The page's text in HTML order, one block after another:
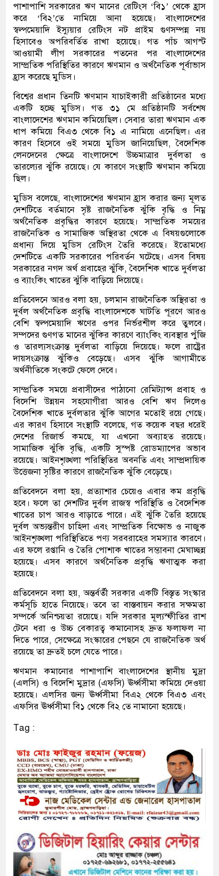
পাশাপাশি সরকারের ঋণ মানের রেটিংস ‘বি১’ থেকে হ্রাস
করে ‘বি২’তে নামিয়ে আনা হয়েছে। বাংলাদেশের
স্বল্পমেয়াদি ইস্যুয়ার রেটিংস নট প্রাইম গুণসম্পন্ন নয়
হিসাবেও অপরিবর্তিত রাখা হয়েছে। গত পাঁচ আগস্ট
আওয়ামী লীগ সরকারের পতনের পর বাংলাদেশের
সাম্প্রতিক পরিস্থিতির কারণে ঋণমান ও অর্থনৈতিক পূর্বাভাস
হ্রাস করেছে মুডিস।
বিশ্বের প্রধান তিনটি ঋণমান যাচাইকারী প্রতিষ্ঠানের মধ্যে
একটি হচ্ছে মুডিস। গত ৩১ মে প্রতিষ্ঠানটি সর্বশেষ
বাংলাদেশের ঋণমান কমিয়েছিল। সেবার তারা ঋণমান এক
ধাপ কমিয়ে বিএ৩ থেকে বি১ এ নামিয়ে এনেছিল। এর
কারণ হিসেবে ওই সময়ে মুডিস জানিয়েছিল, বৈদেশিক
লেনদেনের ক্ষেত্রে বাংলাদেশে উচ্চমাত্রার দুর্বলতা ও
তারল্যের ঝুঁকি রয়েছে। যে কারণে সংস্থাটি ঋণমান কমিয়ে
ছিল।
মুডিস বলেছে, বাংলাদেশের ঋণমান হ্রাস করার জন্য মূলত
দেশটিতে বর্তমানে সৃষ্ট রাজনৈতিক ঝুঁকি বৃদ্ধি ও নিম্ন
অর্থনৈতিক প্রবৃদ্ধির কারণে হয়েছে। সাম্প্রতিক সময়ের
রাজনৈতিক ও সামাজিক অস্থিরতা থেকে এ বিষয়গুলোকে
প্রধান্য দিয়ে মুডিস রেটিংস তৈরি করেছে। ইতোমধ্যে
দেশটিতে একটি সরকারের পরিবর্তন ঘটেছে। এসব বিষয়
সরকারের নগদ অর্থ প্রবাহের ঝুঁকি, বৈদেশিক খাতে দুর্বলতা
ও ব্যাংকিং খাতের ঝুঁকি বাড়িয়ে দিয়েছে।
প্রতিবেদনে আরও বলা হয়, চলমান রাজনৈতিক অস্থিরতা ও
দুর্বল অর্থনৈতিক প্রবৃদ্ধি বাংলাদেশকে ঘাটতি পূরণে আরও
বেশি স্বল্পমেয়াদি ঋণের ওপর নির্ভরশীল করে তুলবে।
সম্পদের গুণগত মানের ঝুঁকির কারণে ব্যাংকিং ব্যবস্থার পুঁজি
ও তারল্যসংক্রান্ত দুর্বলতা বাড়িয়ে দিয়েছে। ফলে রাষ্ট্রের
দায়সংক্রান্ত ঝুঁকিও বেড়েছে। এসব ঝুঁকি আগামীতে
অর্থনীতিকে সংকটে ফেলে দেবে।
সাম্প্রতিক সময়ে প্রবাসীদের পাঠানো রেমিট্যান্স প্রবাহ ও
বিদেশি উন্নয়ন সহযোগীরা আরও বেশি ঋণ দিলেও
বৈদেশিক খাতে দুর্বলতার ঝুঁকি আগের মতোই রয়ে গেছে।
এর কারণ হিসাবে সংস্থাটি বলেছে, গত কয়েক বছর ধরেই
দেশের রিজার্ভ কমছে, যা এখনো অব্যাহত রয়েছে।
সামাজিক ঝুঁকি বৃদ্ধি, একটি সুস্পষ্ট রোডম্যাপের অভাব
রয়েছে। আইনশৃঙ্খলা পরিস্থিতির অবনতি এবং সাম্প্রদায়িক
উত্তেজনা সৃষ্টির কারণে রাজনৈতিক ঝুঁকি বেড়েছে।
প্রতিবেদনে বলা হয়, প্রত্যাশার চেয়েও এবার কম প্রবৃদ্ধি
হবে। ফলে তা দেশটির দুর্বল রাজস্ব পরিস্থিতি ও বৈদেশিক
খাতের চাপ আরও বাড়াতে পারে। এই ঝুঁকি তৈরি হয়েছে
দুর্বল অভ্যন্তরীণ চাহিদা এবং সাম্প্রতিক বিক্ষোভ ও নাজুক
আইনশৃঙ্খলা পরিস্থিতিতে পণ্য সরবরাহের সমস্যার কারণে।
এর ফলে রপ্তানি ও তৈরি পোশাক খাতের সম্ভাবনা মেঘাচ্ছন্ন
হয়েছে। এসব কারণে অর্থনৈতিক প্রবৃদ্ধি ঋণাত্মক করা
হয়েছে।
প্রতিবেদনে বলা হয়, অন্তর্বর্তী সরকার একটি বিস্তৃত সংস্কার
কর্মসূচি হাতে নিয়েছে। তবে তা বাস্তবায়ন করার সক্ষমতা
সম্পর্কে অনিশ্চয়তা রয়েছে। যদি সরকার মূল্যস্ফীতির রাশ
টেনে ধরা ও উচ্চ বেকারত্ব কমানোসহ দ্রুত ফলাফল না
দিতে পারে, সেক্ষেত্রে সংস্কারের পেছনে যে রাজনৈতিক অর্থ
রয়েছে তা দ্রুতই চলে যেতে পারে।
ঋণমান কমানোর পাশাপাশি বাংলাদেশের স্থানীয় মুদ্রা
(এলসি) ও বিদেশি মুদ্রার (এফসি) ঊর্ধ্বসীমা কমিয়ে দেওয়া
হয়েছে। এলসির জন্য ঊর্ধ্বসীমা বিএ২ থেকে বিএ৩ এবং
এফসির ঊর্ধ্বসীমা বি১ থেকে বি২ তে নামানো হয়েছে।
Tag :